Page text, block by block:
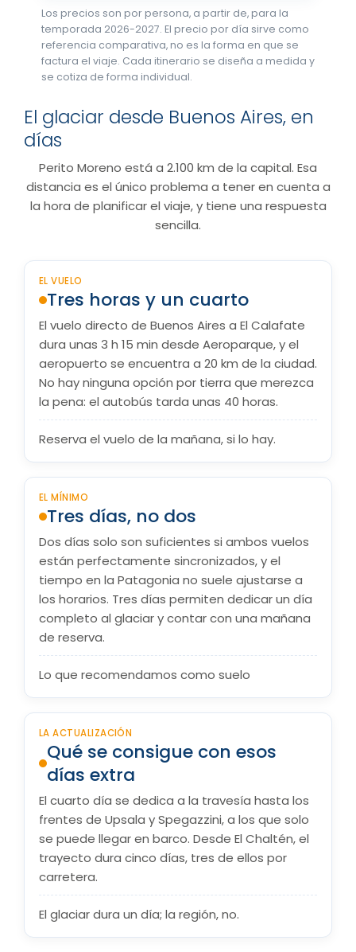
Los precios son por persona, a partir de, para la
temporada 2026-2027. El precio por día sirve como
referencia comparativa, no es la forma en que se
factura el viaje. Cada itinerario se diseña a medida y
se cotiza de forma individual.
El glaciar desde Buenos Aires, en
días
Perito Moreno está a 2.100 km de la capital. Esa
distancia es el único problema a tener en cuenta a
la hora de planificar el viaje, y tiene una respuesta
sencilla.
EL VUELO
Tres horas y un cuarto
El vuelo directo de Buenos Aires a El Calafate
dura unas 3 h 15 min desde Aeroparque, y el
aeropuerto se encuentra a 20 km de la ciudad.
No hay ninguna opción por tierra que merezca
la pena: el autobús tarda unas 40 horas.
Reserva el vuelo de la mañana, si lo hay.
EL MÍNIMO
Tres días, no dos
Dos días solo son suficientes si ambos vuelos
están perfectamente sincronizados, y el
tiempo en la Patagonia no suele ajustarse a
los horarios. Tres días permiten dedicar un día
completo al glaciar y contar con una mañana
de reserva.
Lo que recomendamos como suelo
LA ACTUALIZACIÓN
Qué se consigue con esos
días extra
El cuarto día se dedica a la travesía hasta los
frentes de Upsala y Spegazzini, a los que solo
se puede llegar en barco. Desde El Chaltén, el
trayecto dura cinco días, tres de ellos por
carretera.
El glaciar dura un día; la región, no.